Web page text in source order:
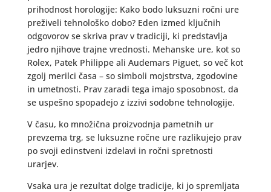
prihodnost horologije: Kako bodo luksuzni ročni ure
preživeli tehnološko dobo? Eden izmed ključnih
odgovorov se skriva prav v tradiciji, ki predstavlja
jedro njihove trajne vrednosti. Mehanske ure, kot so
Rolex, Patek Philippe ali Audemars Piguet, so več kot
zgolj merilci časa – so simboli mojstrstva, zgodovine
in umetnosti. Prav zaradi tega imajo sposobnost, da
se uspešno spopadejo z izzivi sodobne tehnologije.
V času, ko množična proizvodnja pametnih ur
prevzema trg, se luksuzne ročne ure razlikujejo prav
po svoji edinstveni izdelavi in ročni spretnosti
urarjev.
Vsaka ura je rezultat dolge tradicije, ki jo spremljata